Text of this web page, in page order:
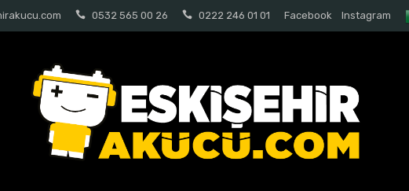
0532 565 00 26 0222 246 01 01 Facebook Instagram